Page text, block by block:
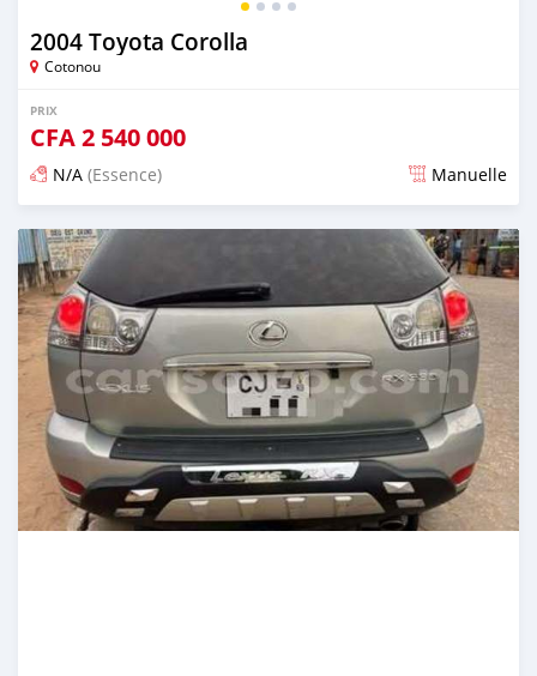
2004 Toyota Corolla
Cotonou
PRIX
CFA2 540 000
N/A (Essence) Manuelle
Publié il y a 4 jours